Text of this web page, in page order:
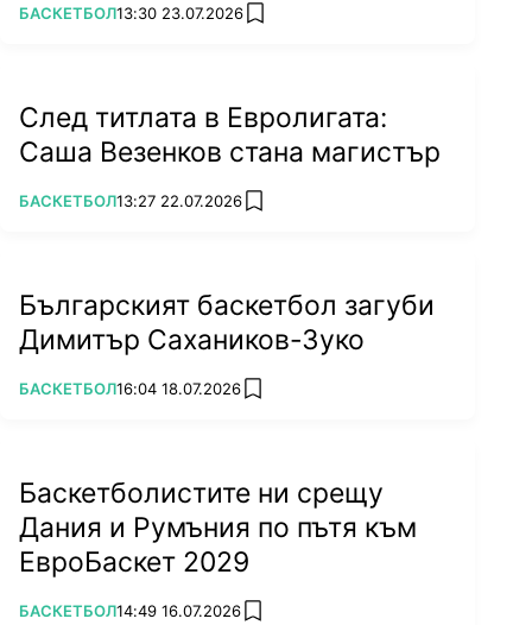
ПОВЕЧЕ ОТ
БАСКЕТБОЛ13:30 23.07.2026 add favorites
След титлата в Евролигата:
Саша Везенков стана магистър
ПОВЕЧЕ ОТ
БАСКЕТБОЛ13:27 22.07.2026 add favorites
Българският баскетбол загуби
Димитър Сахаников-Зуко
ПОВЕЧЕ ОТ
БАСКЕТБОЛ16:04 18.07.2026 add favorites
Баскетболистите ни срещу
Дания и Румъния по пътя към
ЕвроБаскет 2029
ПОВЕЧЕ ОТ
БАСКЕТБОЛ14:49 16.07.2026 add favorites